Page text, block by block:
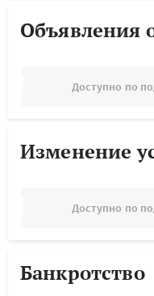
Объявления
Доступно по
Изменение
Доступно по
Банкротство